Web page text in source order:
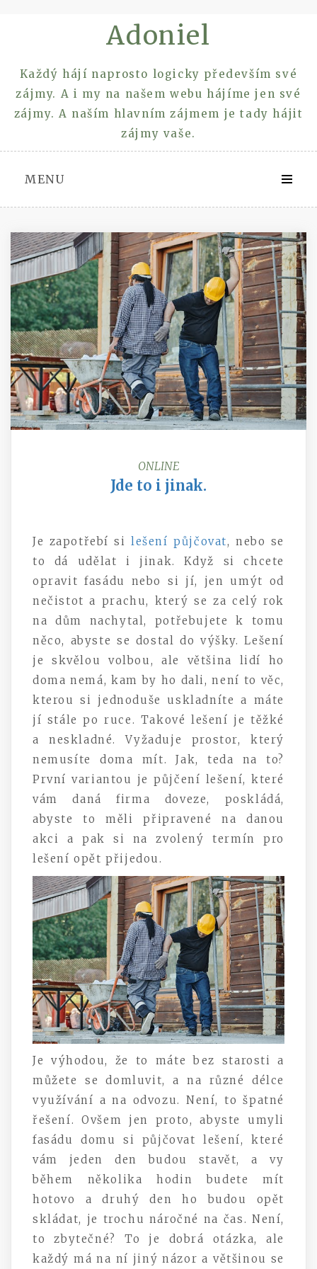
Adoniel
Každý hájí naprosto logicky především své
zájmy. A i my na našem webu hájíme jen své
zájmy. A naším hlavním zájmem je tady hájit
zájmy vaše.
MENU
ONLINE
Jde to i jinak.
Je zapotřebí silešení půjčovat, nebo se
to dá udělat i jinak. Když si chcete
opravit fasádu nebo si jí, jen umýt od
nečistot a prachu, který se za celý rok
na dům nachytal, potřebujete k tomu
něco, abyste se dostal do výšky. Lešení
je skvělou volbou, ale většina lidí ho
doma nemá, kam by ho dali, není to věc,
kterou si jednoduše uskladníte a máte
jí stále po ruce. Takové lešení je těžké
a neskladné. Vyžaduje prostor, který
nemusíte doma mít. Jak, teda na to?
První variantou je půjčení lešení, které
vám daná firma doveze, poskládá,
abyste to měli připravené na danou
akci a pak si na zvolený termín pro
lešení opět přijedou.
Je výhodou, že to máte bez starosti a
můžete se domluvit, a na různé délce
využívání a na odvozu. Není, to špatné
řešení. Ovšem jen proto, abyste umyli
fasádu domu si půjčovat lešení, které
vám jeden den budou stavět, a vy
během několika hodin budete mít
hotovo a druhý den ho budou opět
skládat, je trochu náročné na čas. Není,
to zbytečné? To je dobrá otázka, ale
každý má na ní jiný názor a většinou se